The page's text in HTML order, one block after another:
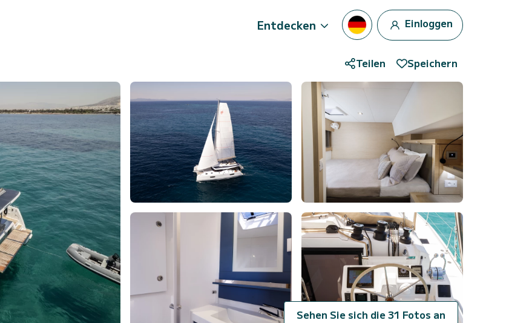
Entdecken Einloggen
Teilen Speichern
Sehen Sie sich die 31 Fotos an